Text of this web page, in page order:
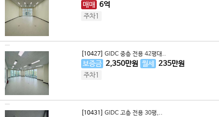
매매 6억
주차1
[10427] GIDC 중층 전용 42평대..
보증금 2,350만원 월세 235만원
주차1
[10431] GIDC 고층 전용 30평,..